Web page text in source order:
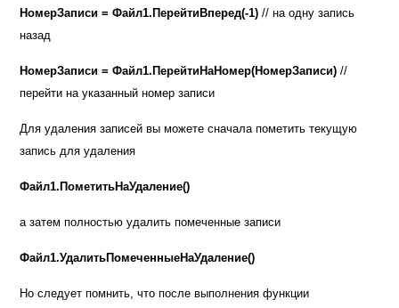
НомерЗаписи = Файл1.ПерейтиВперед(-1) // на одну запись
назад
НомерЗаписи = Файл1.ПерейтиНаНомер(НомерЗаписи) //
перейти на указанный номер записи
Для удаления записей вы можете сначала пометить текущую
запись для удаления
Файл1.ПометитьНаУдаление()
а затем полностью удалить помеченные записи
Файл1.УдалитьПомеченныеНаУдаление()
Но следует помнить, что после выполнения функции